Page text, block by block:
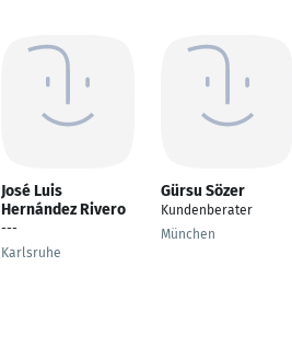
José Luis
Hernández Rivero
---
Karlsruhe
Gürsu Sözer
Kundenberater
München